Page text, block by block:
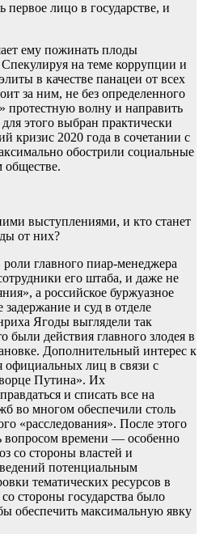
первое лицо в государстве, и
ему пожинать плоды
на теме коррупции и
в качестве панацеи от всех
за ним, не без определенного
протестную волну и направить
этого выбран практически
кризис 2020 года в сочетании с
обострили социальные
обществе.
выступлениями, и кто станет
от них?
главного пиар-менеджера
его штаба, и даже не
а российское буржуазное
задержание и суд в отделе
Ягоды выглядели так
были действия главного злодея в
Дополнительный интерес к
официальных лиц в связи с
Путина». Их
и списать все на
во многом обеспечили столь
«расследования». После этого
вопросом времени — особенно
со стороны властей и
потенциальным
тематических ресурсов в
стороны государства было
обеспечить максимальную явку